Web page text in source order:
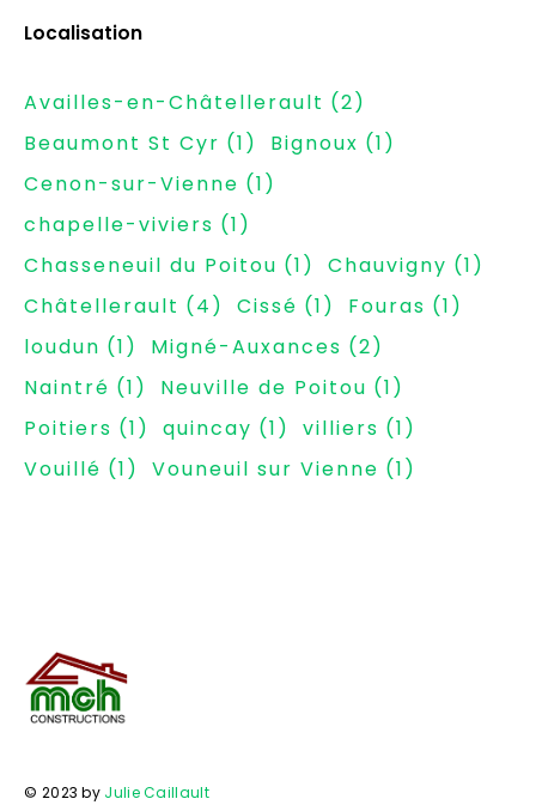
Localisation
Availles-en-Châtellerault (2)
Beaumont St Cyr (1) Bignoux (1)
Cenon-sur-Vienne (1)
chapelle-viviers (1)
Chasseneuil du Poitou (1) Chauvigny (1)
Châtellerault (4) Cissé (1) Fouras (1)
loudun (1) Migné-Auxances (2)
Naintré (1) Neuville de Poitou (1)
Poitiers (1) quincay (1) villiers (1)
Vouillé (1) Vouneuil sur Vienne (1)
© 2023 by Julie Caillault